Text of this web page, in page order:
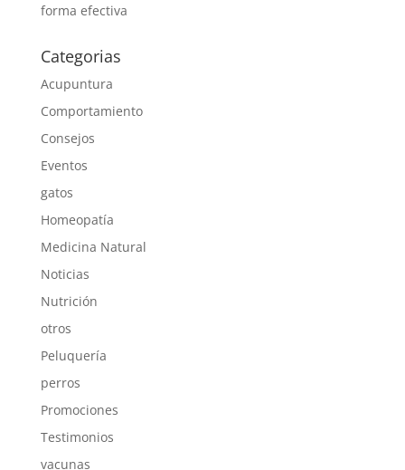
forma efectiva
Categorias
Acupuntura
Comportamiento
Consejos
Eventos
gatos
Homeopatía
Medicina Natural
Noticias
Nutrición
otros
Peluquería
perros
Promociones
Testimonios
vacunas